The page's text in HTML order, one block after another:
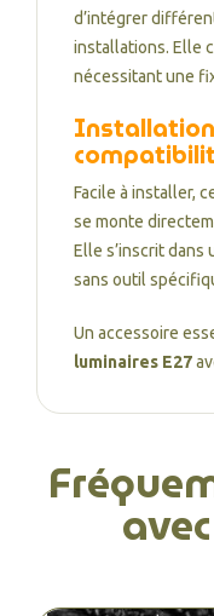
d’intégrer
installations. Elle
nécessitant une
Facile à installer,
se monte
Elle s’inscrit dans
sans outil
Un accessoire
luminaires E27